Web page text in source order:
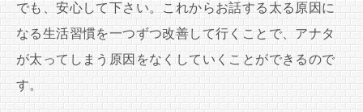
でも、安心して下さい。これからお話する太る原因に
なる生活習慣を一つずつ改善して行くことで、アナタ
が太ってしまう原因をなくしていくことができるので
す。